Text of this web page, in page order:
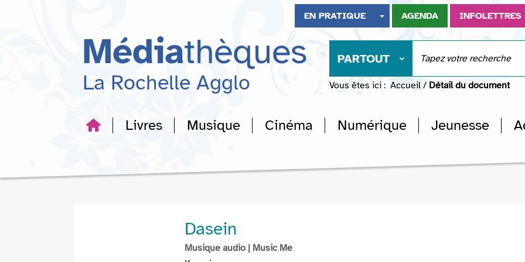
recherche
EN PRATIQUE AGENDA INFOLETTRES
Médiathèques
La Rochelle Agglo
PARTOUT
Vous êtes ici : Accueil / Détail du document
Livres Musique Cinéma Numérique Jeunesse
Dasein
Musique audio | Music Me